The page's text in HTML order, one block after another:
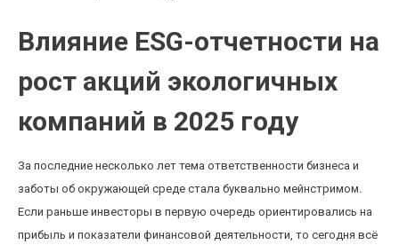
Влияние ESG-отчетности на
рост акций экологичных
компаний в 2025 году
За последние несколько лет тема ответственности бизнеса и
заботы об окружающей среде стала буквально мейнстримом.
Если раньше инвесторы в первую очередь ориентировались на
прибыль и показатели финансовой деятельности, то сегодня всё